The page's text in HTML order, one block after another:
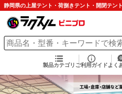
静岡県の上屋テント・荷捌きテント・開閉テン
製品カテゴリ ご利用ガイド よく